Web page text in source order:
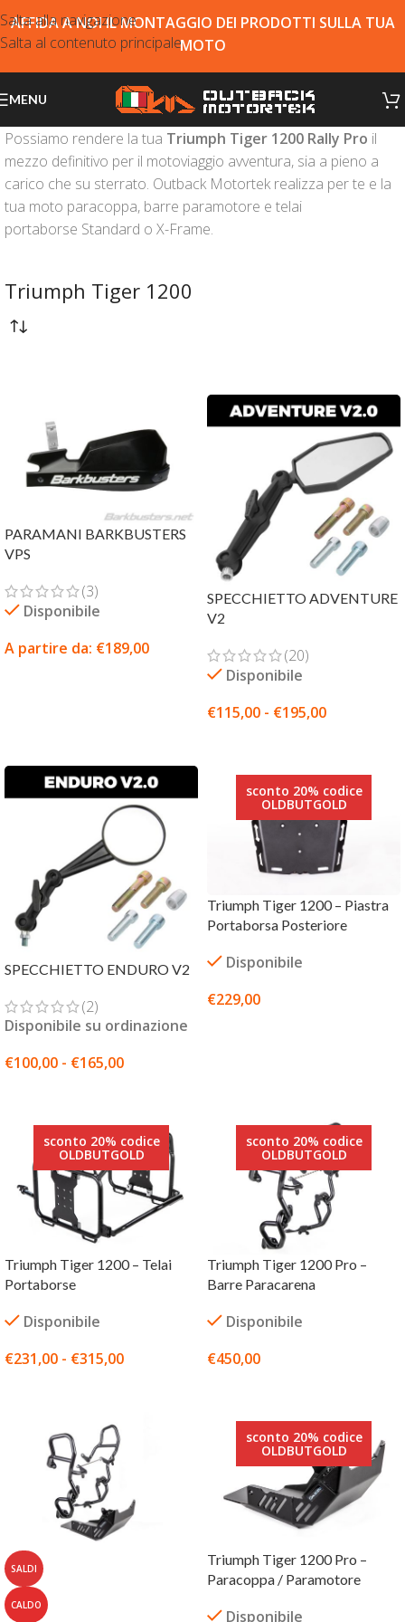
Salta alla navigazione
Salta al contenuto principale
AFFIDA A NOI IL MONTAGGIO DEI PRODOTTI SULLA TUA
MOTO
MENU
Possiamo rendere la tua Triumph Tiger 1200 Rally Pro il
mezzo definitivo per il motoviaggio avventura, sia a pieno a
carico che su sterrato. Outback Motortek realizza per te e la
tua moto paracoppa, barre paramotore e telai
portaborse Standard o X-Frame.
Triumph Tiger 1200
PARAMANI BARKBUSTERS
VPS
(3)
Disponibile
A partire da: €189,00
SPECCHIETTO ADVENTURE
V2
(20)
Disponibile
€115,00 - €195,00
SPECCHIETTO ENDURO V2
(2)
Disponibile su ordinazione
€100,00 - €165,00
sconto 20% codice
OLDBUTGOLD
Triumph Tiger 1200 – Piastra
Portaborsa Posteriore
Disponibile
€229,00
sconto 20% codice
OLDBUTGOLD
Triumph Tiger 1200 – Telai
Portaborse
Disponibile
€231,00 - €315,00
sconto 20% codice
OLDBUTGOLD
Triumph Tiger 1200 Pro –
Barre Paracarena
Disponibile
€450,00
SALDI
CALDO
sconto 20% codice
OLDBUTGOLD
Triumph Tiger 1200 Pro –
Paracoppa / Paramotore
Disponibile